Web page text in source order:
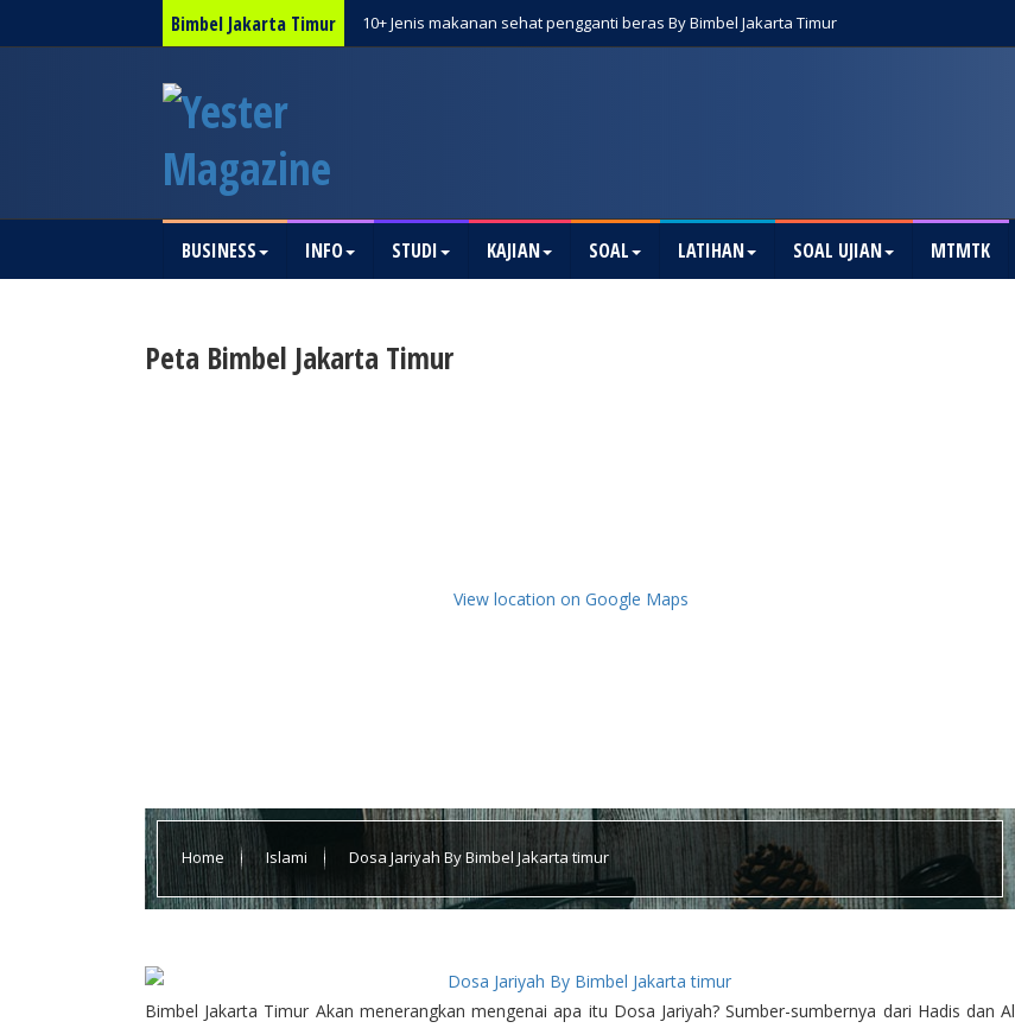
Bimbel Jakarta Timur 10+ Jenis makanan sehat pengganti beras By Bimbel Jakarta Timur
BUSINESS INFO STUDI KAJIAN SOAL LATIHAN SOAL UJIAN MTMTK
Peta Bimbel Jakarta Timur
View location on Google Maps
Home Islami Dosa Jariyah By Bimbel Jakarta timur
Bimbel Jakarta Timur Akan menerangkan mengenai apa itu Dosa Jariyah? Sumber-sumbernya dari Hadis dan Al